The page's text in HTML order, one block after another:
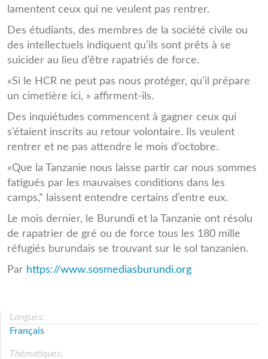
lamentent ceux qui ne veulent pas rentrer.
Des étudiants, des membres de la société civile ou
des intellectuels indiquent qu’ils sont prêts à se
suicider au lieu d’être rapatriés de force.
«Si le HCR ne peut pas nous protéger, qu’il prépare
un cimetière ici, » affirment-ils.
Des inquiétudes commencent à gagner ceux qui
s’étaient inscrits au retour volontaire. Ils veulent
rentrer et ne pas attendre le mois d’octobre.
«Que la Tanzanie nous laisse partir car nous sommes
fatigués par les mauvaises conditions dans les
camps,” laissent entendre certains d’entre eux.
Le mois dernier, le Burundi et la Tanzanie ont résolu
de rapatrier de gré ou de force tous les 180 mille
réfugiés burundais se trouvant sur le sol tanzanien.
Par https://www.sosmediasburundi.org
Langues:
Français
Thématiques: